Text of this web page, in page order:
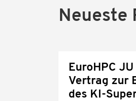
Neueste
EuroHPC
Vertrag zur
des KI-